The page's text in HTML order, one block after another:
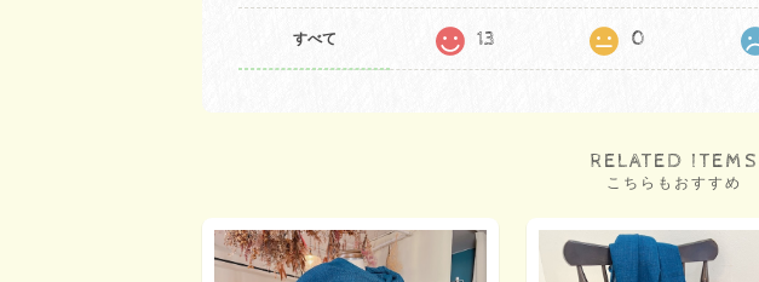
すべて 13 0
RELATED ITEMS
こちらもおすすめ